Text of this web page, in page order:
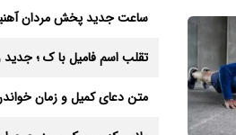
تقلب اسم فامیل با ک ؛ جدید
متن دعای کمیل و زمان